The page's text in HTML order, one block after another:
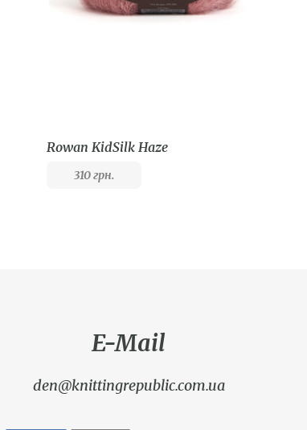
Rowan KidSilk Haze
310грн.
E-Mail
den@knittingrepublic.com.ua